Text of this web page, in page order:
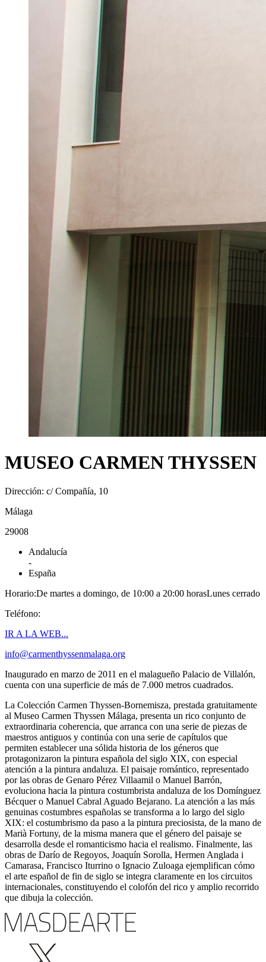
MUSEO CARMEN THYSSEN
Dirección: c/ Compañía, 10
Málaga
29008
Andalucía
-
España
Horario:De martes a domingo, de 10:00 a 20:00 horasLunes cerrado
Teléfono:
IR A LA WEB...
info@carmenthyssenmalaga.org
Inaugurado en marzo de 2011 en el malagueño Palacio de Villalón,
cuenta con una superficie de más de 7.000 metros cuadrados.
La Colección Carmen Thyssen-Bornemisza, prestada gratuitamente
al Museo Carmen Thyssen Málaga, presenta un rico conjunto de
extraordinaria coherencia, que arranca con una serie de piezas de
maestros antiguos y continúa con una serie de capítulos que
permiten establecer una sólida historia de los géneros que
protagonizaron la pintura española del siglo XIX, con especial
atención a la pintura andaluza. El paisaje romántico, representado
por las obras de Genaro Pérez Villaamil o Manuel Barrón,
evoluciona hacia la pintura costumbrista andaluza de los Domínguez
Bécquer o Manuel Cabral Aguado Bejarano. La atención a las más
genuinas costumbres españolas se transforma a lo largo del siglo
XIX: el costumbrismo da paso a la pintura preciosista, de la mano de
Marià Fortuny, de la misma manera que el género del paisaje se
desarrolla desde el romanticismo hacia el realismo. Finalmente, las
obras de Darío de Regoyos, Joaquín Sorolla, Hermen Anglada i
Camarasa, Francisco Iturrino o Ignacio Zuloaga ejemplifican cómo
el arte español de fin de siglo se integra claramente en los circuitos
internacionales, constituyendo el colofón del rico y amplio recorrido
que dibuja la colección.